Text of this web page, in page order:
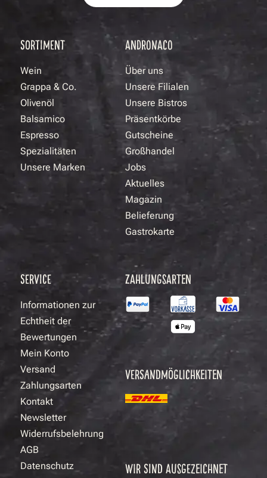
SORTIMENT
Wein
Grappa & Co.
Olivenöl
Balsamico
Espresso
Spezialitäten
Unsere Marken
ANDRONACO
Über uns
Unsere Filialen
Unsere Bistros
Präsentkörbe
Gutscheine
Großhandel
Jobs
Aktuelles
Magazin
Belieferung
Gastrokarte
SERVICE
Informationen zur
Echtheit der
Bewertungen
Mein Konto
Versand
Zahlungsarten
Kontakt
Newsletter
Widerrufsbelehrung
AGB
Datenschutz
ZAHLUNGSARTEN
VERSANDMÖGLICHKEITEN
WIR SIND AUSGEZEICHNET